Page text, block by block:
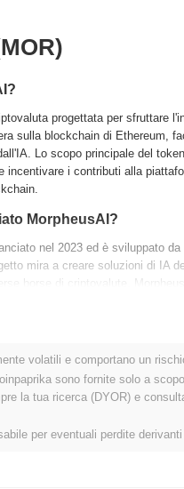
progettata per sfruttare
sulla blockchain di Ethereum,
Lo scopo principale del
incentivare i contributi alla
MorpheusAI?
nel 2023 ed è sviluppato
mira a creare soluzioni di IA
borse di criptovalute,
comunità per costruire un
per significativi progressi mentre
guidati dall'IA volti a
La comunità prevede di
Man mano che
blockchain, migliorando sia
volatili e comportano un
sono fornite solo a
la tua ricerca (DYOR) e
per eventuali perdite